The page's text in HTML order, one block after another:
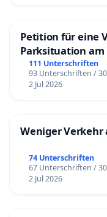
Petition für eine
Parksituation
111 Unterschriften
93 Unterschriften /
2 Jul 2026
Weniger Verkehr
74 Unterschriften
67 Unterschriften /
2 Jul 2026